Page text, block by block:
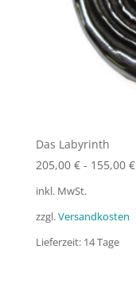
Das Labyrinth
205,00 €- 155,00 €
inkl. MwSt.
zzgl.Versandkosten
Lieferzeit: 14 Tage